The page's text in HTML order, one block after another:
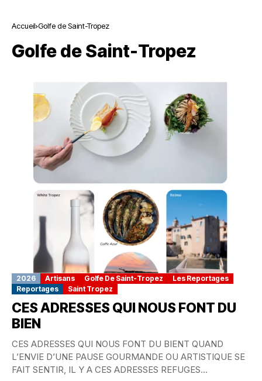
Accueil Golfe de Saint-Tropez
Golfe de Saint-Tropez
2026 Artisans Golfe De Saint-Tropez
Les Reportages
Reportages
Saint Tropez
CES ADRESSES QUI NOUS FONT DU
BIEN
CES ADRESSES QUI NOUS FONT DU BIENT QUAND
L’ENVIE D’UNE PAUSE GOURMANDE OU ARTISTIQUE SE
FAIT SENTIR, IL Y A CES ADRESSES REFUGES...